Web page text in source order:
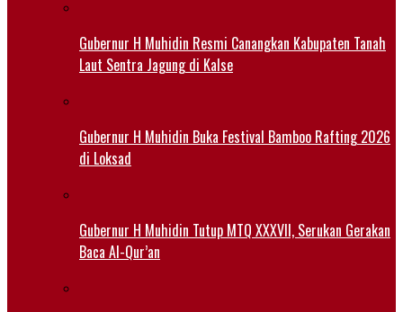
Gubernur H Muhidin Resmi Canangkan Kabupaten Tanah
Laut Sentra Jagung di Kalse
Gubernur H Muhidin Buka Festival Bamboo Rafting 2026
di Loksad
Gubernur H Muhidin Tutup MTQ XXXVII, Serukan Gerakan
Baca Al-Qur’an